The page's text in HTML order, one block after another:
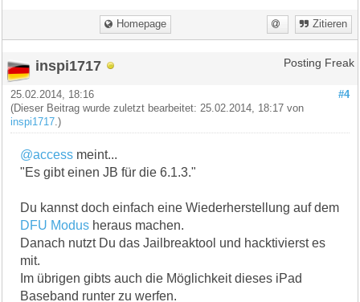
Homepage Zitieren
inspi1717 Posting Freak
#4
25.02.2014, 18:16
(Dieser Beitrag wurde zuletzt bearbeitet: 25.02.2014, 18:17 von
inspi1717 .)
@access meint...
"Es gibt einen JB für die 6.1.3."
Du kannst doch einfach eine Wiederherstellung auf dem
DFU Modus heraus machen.
Danach nutzt Du das Jailbreaktool und hacktivierst es
mit.
Im übrigen gibts auch die Möglichkeit dieses iPad
Baseband runter zu werfen.